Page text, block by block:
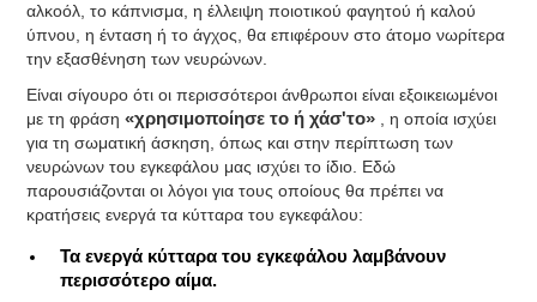
αλκοόλ, το κάπνισμα, η έλλειψη ποιοτικού φαγητού ή καλού
ύπνου, η ένταση ή το άγχος, θα επιφέρουν στο άτομο νωρίτερα
την εξασθένηση των νευρώνων.
Είναι σίγουρο ότι οι περισσότεροι άνθρωποι είναι εξοικειωμένοι
με τη φράση«χρησιμοποίησε το ή χάσ'το»
, η οποία ισχύει
για τη σωματική άσκηση, όπως και στην περίπτωση των
νευρώνων του εγκεφάλου μας ισχύει το ίδιο. Εδώ
παρουσιάζονται οι λόγοι για τους οποίους θα πρέπει να
κρατήσεις ενεργά τα κύτταρα του εγκεφάλου:
Τα ενεργά κύτταρα του εγκεφάλου λαμβάνουν
περισσότερο αίμα.